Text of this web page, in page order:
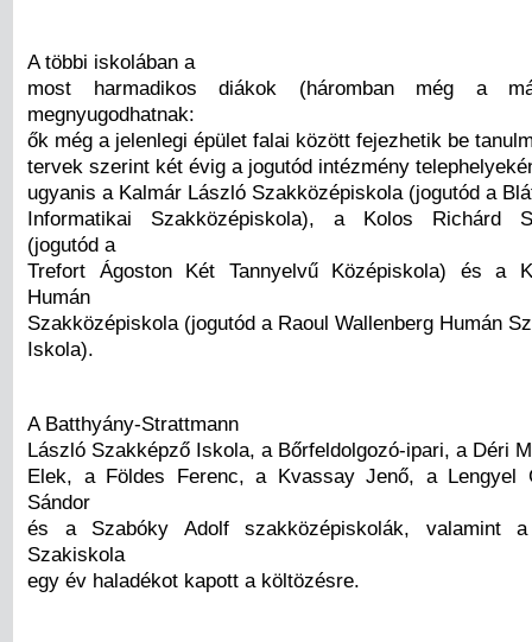
A többi iskolában a
most harmadikos diákok (háromban még a
megnyugodhatnak:
ők még a jelenlegi épület falai között fejezhetik be
tervek szerint két évig a jogutód intézmény
ugyanis a Kalmár László Szakközépiskola (jogutód a
Informatikai Szakközépiskola), a Kolos Richárd
(jogutód a
Trefort Ágoston Két Tannyelvű Középiskola) és a
Humán
Szakközépiskola (jogutód a Raoul Wallenberg Humán
Iskola).
A Batthyány-Strattmann
László Szakképző Iskola, a Bőrfeldolgozó-ipari, a Déri
Elek, a Földes Ferenc, a Kvassay Jenő, a Lengyel
Sándor
és a Szabóky Adolf szakközépiskolák, valamint
Szakiskola
egy év haladékot kapott a költözésre.